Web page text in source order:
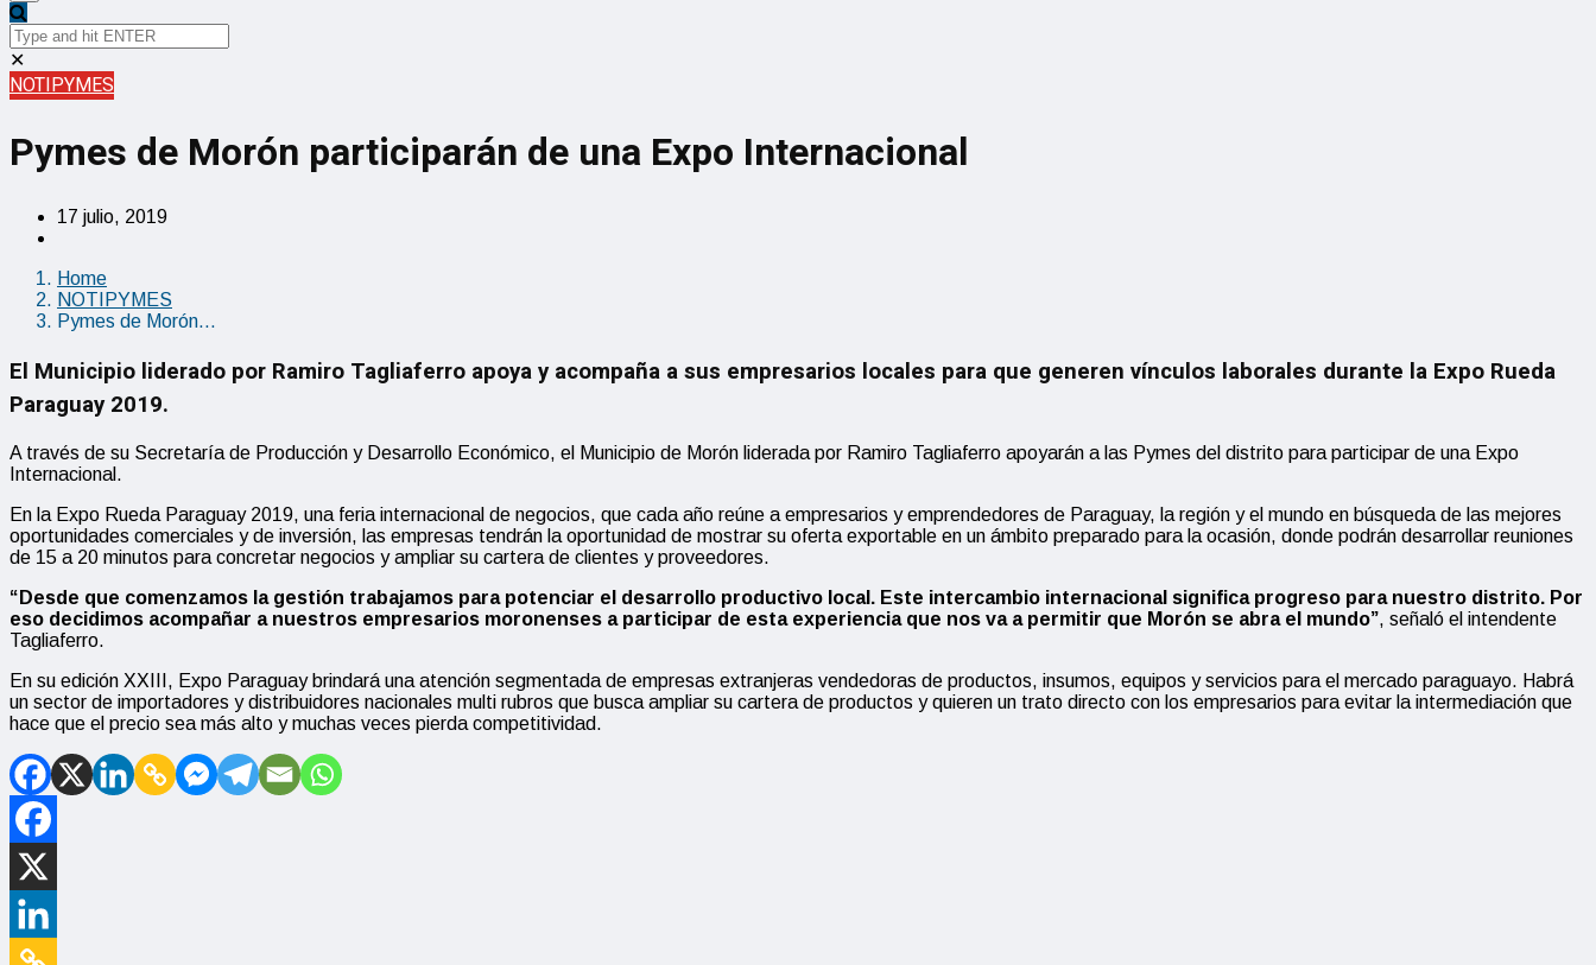
✕
NOTIPYMES
Pymes de Morón participarán de una Expo Internacional
17 julio, 2019
Home
NOTIPYMES
Pymes de Morón…
El Municipio liderado por Ramiro Tagliaferro apoya y acompaña a sus empresarios locales para que generen vínculos laborales durante la Expo Rueda
Paraguay 2019.
A través de su Secretaría de Producción y Desarrollo Económico, el Municipio de Morón liderada por Ramiro Tagliaferro apoyarán a las Pymes del distrito para participar de una Expo
Internacional.
En la Expo Rueda Paraguay 2019, una feria internacional de negocios, que cada año reúne a empresarios y emprendedores de Paraguay, la región y el mundo en búsqueda de las mejores
oportunidades comerciales y de inversión, las empresas tendrán la oportunidad de mostrar su oferta exportable en un ámbito preparado para la ocasión, donde podrán desarrollar reuniones
de 15 a 20 minutos para concretar negocios y ampliar su cartera de clientes y proveedores.
“Desde que comenzamos la gestión trabajamos para potenciar el desarrollo productivo local. Este intercambio internacional significa progreso para nuestro distrito. Por
eso decidimos acompañar a nuestros empresarios moronenses a participar de esta experiencia que nos va a permitir que Morón se abra el mundo”, señaló el intendente
Tagliaferro.
En su edición XXIII, Expo Paraguay brindará una atención segmentada de empresas extranjeras vendedoras de productos, insumos, equipos y servicios para el mercado paraguayo. Habrá
un sector de importadores y distribuidores nacionales multi rubros que busca ampliar su cartera de productos y quieren un trato directo con los empresarios para evitar la intermediación que
hace que el precio sea más alto y muchas veces pierda competitividad.